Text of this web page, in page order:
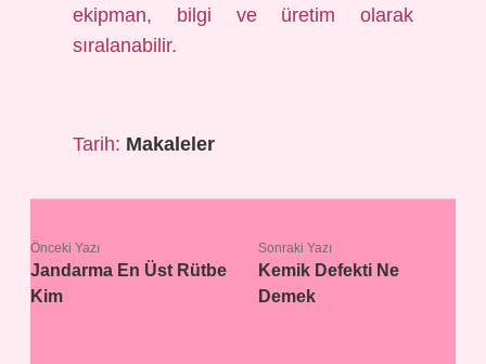
ekipman, bilgi ve üretim olarak
sıralanabilir.
Tarih: Makaleler
Önceki Yazı
Jandarma En Üst Rütbe
Kim
Sonraki Yazı
Kemik Defekti Ne
Demek